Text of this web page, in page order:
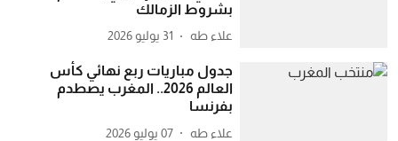
بشروط الزمالك
علاء طه 31 يوليو 2026
جدول مباريات ربع نهائي كأس
العالم 2026.. المغرب يصطدم
بفرنسا
علاء طه 07 يوليو 2026